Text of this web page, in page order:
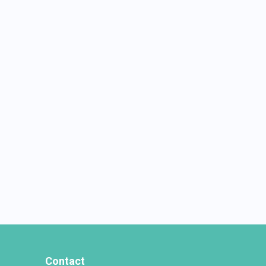
Contact